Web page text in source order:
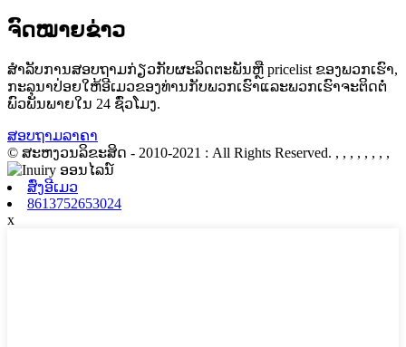
ຈົດໝາຍຂ່າວ
ສໍາ​ລັບ​ການ​ສອບ​ຖາມ​ກ່ຽວ​ກັບ​ຜະ​ລິດ​ຕະ​ພັນ​ຫຼື pricelist ຂອງ​ພວກ​ເຮົາ​,
ກະ​ລຸ​ນາ​ປ່ອຍ​ໃຫ້​ອີ​ເມວ​ຂອງ​ທ່ານ​ກັບ​ພວກ​ເຮົາ​ແລະ​ພວກ​ເຮົາ​ຈະ​ຕິດ​ຕໍ່​
ພົວ​ພັນ​ພາຍ​ໃນ 24 ຊົ່ວ​ໂມງ​.
ສອບຖາມລາຄາ
© ສະຫງວນລິຂະສິດ - 2010-2021 : All Rights Reserved. , , , , , , , ,
ສົ່ງອີເມວ
8613752653024
x